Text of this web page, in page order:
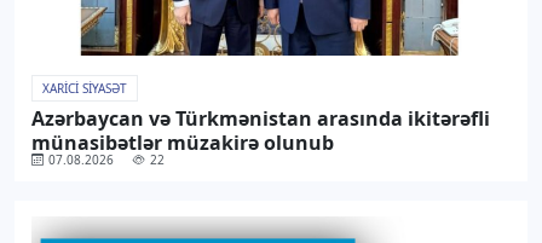
XARICI SIYASƏT
Azərbaycan və Türkmənistan arasında ikitərəfli
münasibətlər müzakirə olunub
07.08.2026 22